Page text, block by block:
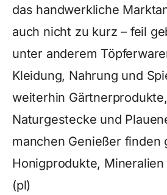
das handwerkliche
auch nicht zu kurz – feil
unter anderem
Kleidung, Nahrung und
weiterhin
Naturgestecke und
manchen Genießer finden
Honigprodukte,
(pl)